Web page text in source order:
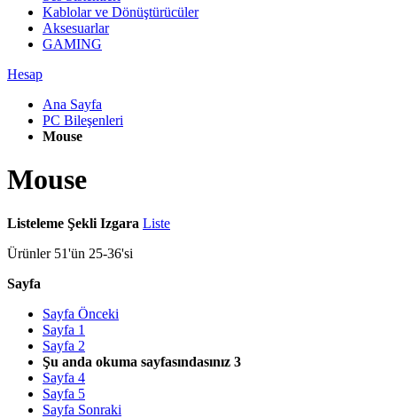
Kablolar ve Dönüştürücüler
Aksesuarlar
GAMING
Hesap
Ana Sayfa
PC Bileşenleri
Mouse
Mouse
Listeleme Şekli Izgara Liste
Ürünler 51'ün 25-36'si
Sayfa
Sayfa Önceki
Sayfa 1
Sayfa 2
Şu anda okuma sayfasındasınız 3
Sayfa 4
Sayfa 5
Sayfa Sonraki